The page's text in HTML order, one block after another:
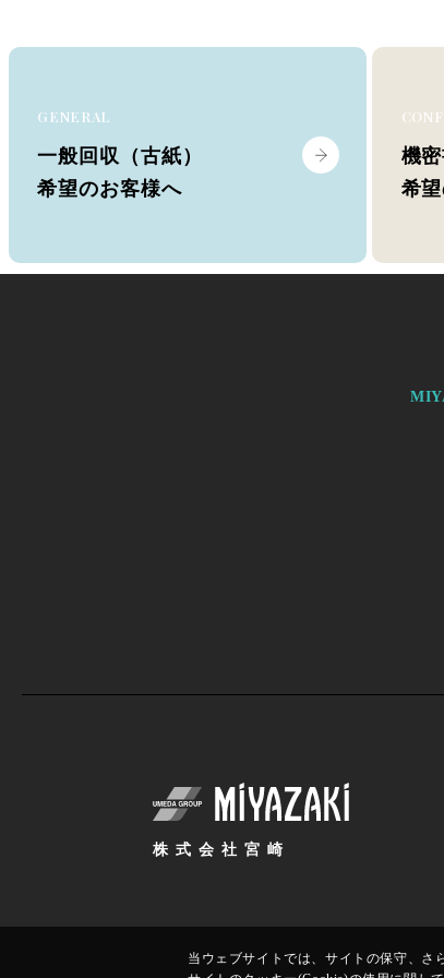
GENERAL
一般回収（古紙）
希望のお客様へ
機
希
株式会社宮崎
当ウェブサイトでは、サイトの保守、さ